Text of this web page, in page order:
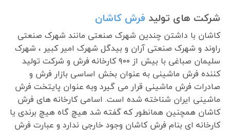
شرکت های تولید فرش کاشان
کاشان با داشتن چندین شهرک صنعتی مانند شهرک صنعتی
راوند و شهرک صنعتی آران و بیدگل شهرک امیر کبیر ، شهرک
سلیمان صباغی با بیش از ۹۰۰ کارخانه فرش و شرکت تولید
کننده فرش ماشینی به عنوان بخش اساسی بازار فرش و
صادرات فرش ماشینی قرار می گیرد وبه عنوان پایتخت فرش
ماشینی ایران شناخته شده است. اسامی کارخانه های فرش
کاشان همچنین همانطور که گفته شد هیچ گاه هیچ برندی یا
کارخانه ای بنام فرش کاشان وجود خارجی ندارد و عبارت فرش